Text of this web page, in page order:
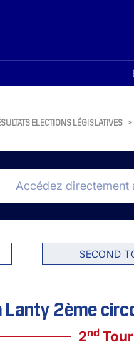
ELECTIONS LÉGISLATIVES >
SECOND
2ème
2nd